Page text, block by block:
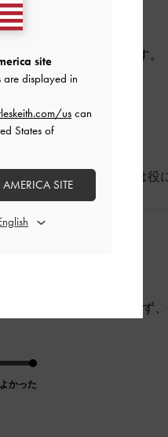
えたようで良かったです。
かった
このレビューは役
がありますが靴擦れもせず
かった
site
are displayed in
uscan
States of
AMERICA SITE